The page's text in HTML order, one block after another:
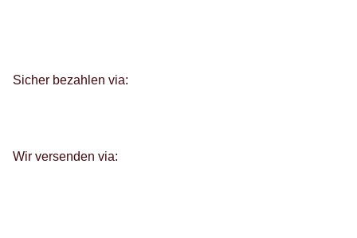
Sicher bezahlen via:
Wir versenden via: